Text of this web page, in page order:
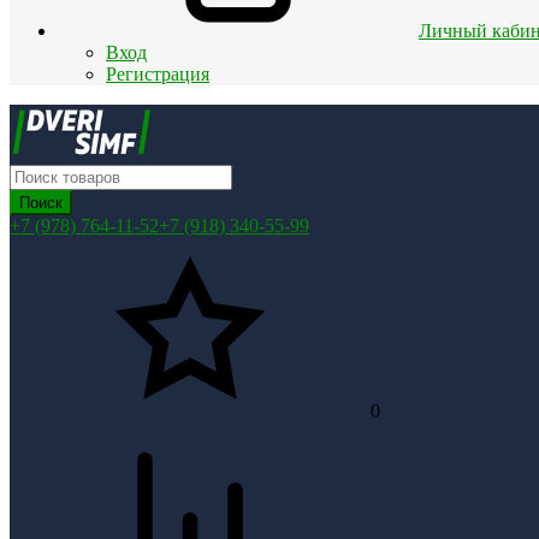
Личный
Вход
Регистрация
Поиск
+7 (978) 764-11-52+7 (918) 340-55-99
0